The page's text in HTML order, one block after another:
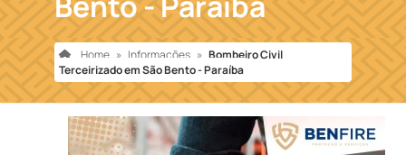
Home » Informações » Bombeiro Civil
Terceirizado em São Bento - Paraíba